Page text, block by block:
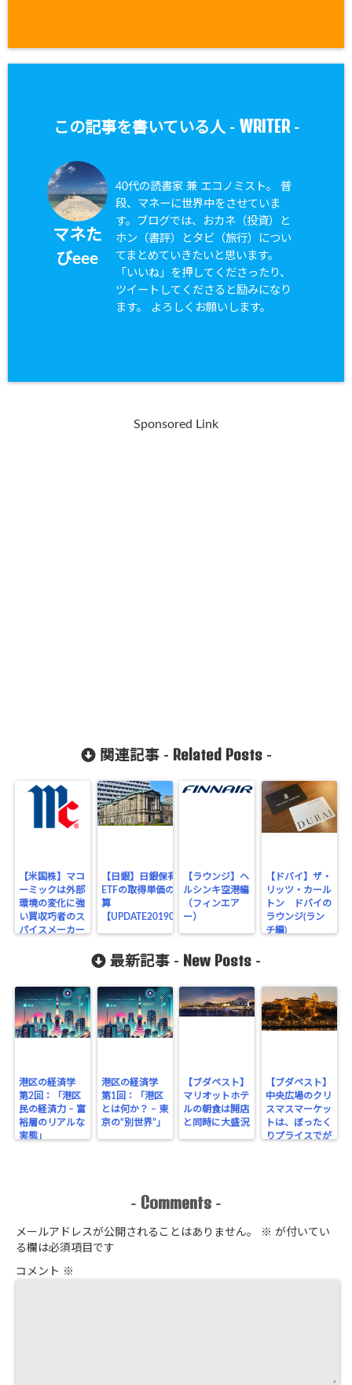
この記事を書いている人 - WRITER-
マネた
びeee
40代の読書家 兼 エコノミスト。 普
段、マネーに世界中をさせていま
す。ブログでは、おカネ（投資）と
ホン（書評）とタビ（旅行）につい
てまとめていきたいと思います。
「いいね」を押してくださったり、
ツイートしてくださると励みになり
ます。 よろしくお願いします。
Sponsored Link
関連記事 - Related Posts-
【米国株】マコ
ーミックは外部
環境の変化に強
い買収巧者のス
パイスメーカー
【日銀】日銀保有の
ETFの取得単価の試
算
【UPDATE201906】
【ラウンジ】ヘ
ルシンキ空港編
（フィンエア
ー）
【ドバイ】ザ・
リッツ・カール
トン ドバイの
ラウンジ(ラン
チ編)
最新記事 - New Posts -
港区の経済学
第2回：「港区
民の経済力 – 富
裕層のリアルな
実態」
港区の経済学
第1回：「港区
とは何か？ – 東
京の“別世界”」
【ブダペスト】
マリオットホテ
ルの朝食は開店
と同時に大盛況
【ブダペスト】
中央広場のクリ
スマスマーケッ
トは、ぼったく
りプライスでが
- Comments -
メールアドレスが公開されることはありません。 ※ が付いてい
る欄は必須項目です
コメント ※